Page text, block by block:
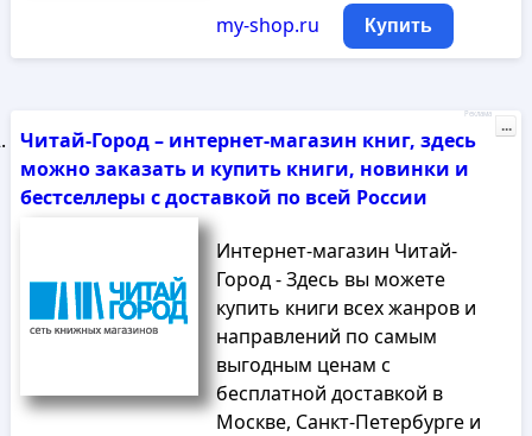
my-shop.ru Купить
Читай-Город – интернет-магазин книг, здесь
можно заказать и купить книги, новинки и
бестселлеры с доставкой по всей России
Интернет-магазин Читай-
Город - Здесь вы можете
купить книги всех жанров и
направлений по самым
выгодным ценам с
бесплатной доставкой в
Москве, Санкт-Петербурге и
Реклама
...